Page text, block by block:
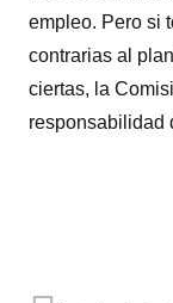
empleo. Pero si
contrarias al
ciertas, la
responsabilidad